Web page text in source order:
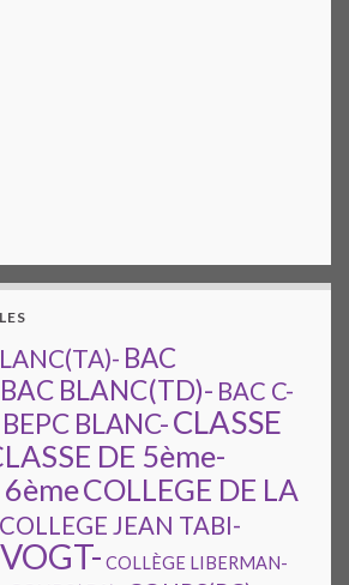
BAC
BAC BLANC(TD)- BAC C-
BEPC BLANC-CLASSE
DE 5ème-
6èmeCOLLEGE DE LA
COLLEGE JEAN TABI-
COLLÈGE LIBERMAN-